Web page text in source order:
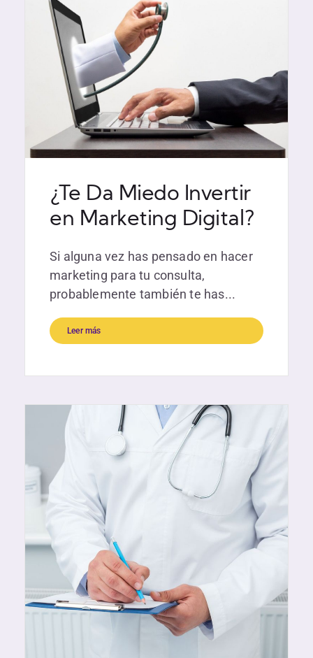
¿Te Da Miedo Invertir
en Marketing Digital?
Si alguna vez has pensado en hacer
marketing para tu consulta,
probablemente también te has...
Leer más